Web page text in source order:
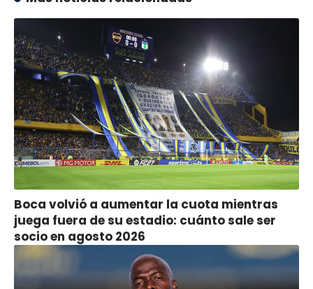
Boca volvió a aumentar la cuota mientras
juega fuera de su estadio: cuánto sale ser
socio en agosto 2026